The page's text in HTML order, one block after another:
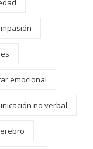
emocional
no verbal